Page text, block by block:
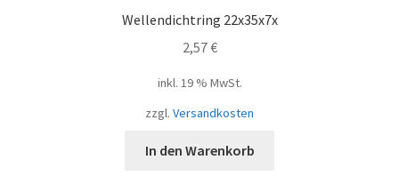
Wellendichtring 22x35x7x
2,57€
inkl. 19 % MwSt.
zzgl. Versandkosten
In den Warenkorb